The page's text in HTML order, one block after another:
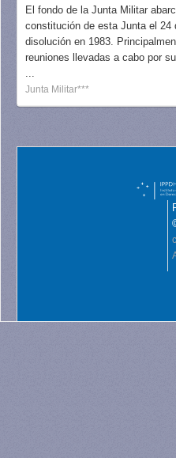
El fondo de la Junta Militar
constitución de esta Junta el 24
disolución en 1983.
reuniones llevadas a cabo por
...
Junta Militar***